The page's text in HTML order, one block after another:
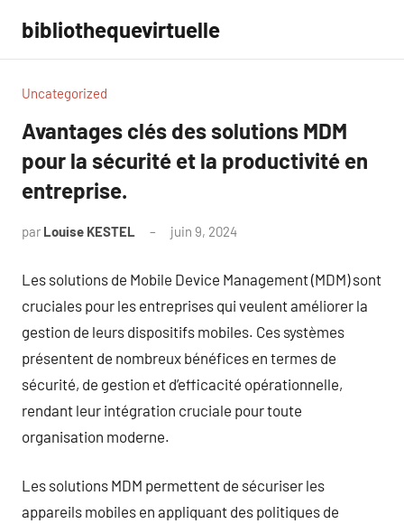
contenu
bibliothequevirtuelle
Uncategorized
Avantages clés des solutions MDM
pour la sécurité et la productivité en
entreprise.
par Louise KESTEL juin 9, 2024
Les solutions de Mobile Device Management (MDM) sont
cruciales pour les entreprises qui veulent améliorer la
gestion de leurs dispositifs mobiles. Ces systèmes
présentent de nombreux bénéfices en termes de
sécurité, de gestion et d’efficacité opérationnelle,
rendant leur intégration cruciale pour toute
organisation moderne.
Les solutions MDM permettent de sécuriser les
appareils mobiles en appliquant des politiques de